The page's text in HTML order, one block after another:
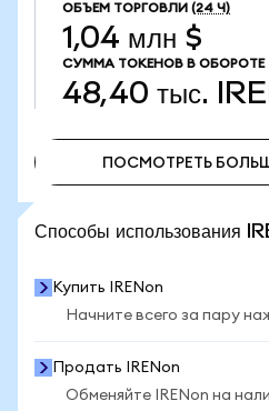
ОБЪЕМ ТОРГОВЛИ (24 Ч)
1,04 млн $
СУММА ТОКЕНОВ В ОБОРОТЕ
48,40 тыс.
ПОСМОТРЕТЬ
Способы использования
Купить IRENon
Начните всего за пару
Продать IRENon
Обменяйте IRENon на